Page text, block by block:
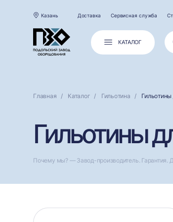
Казань Доставка Сервисная служба
КАТАЛОГ
Главная Каталог Гильотина Гильотины
Гильотины
Почему мы? — Завод-производитель. Гарантия.